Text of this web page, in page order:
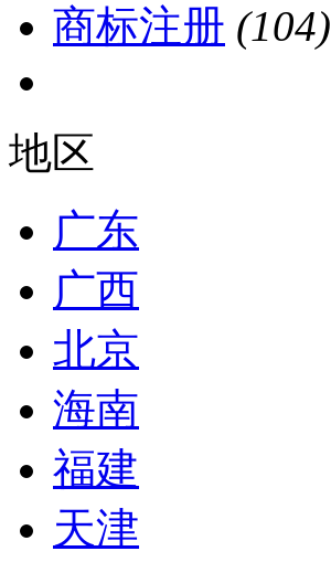
商标注册 (104)
地区
广东
广西
北京
海南
福建
天津